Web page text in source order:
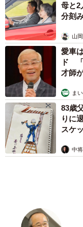
母と2
分刻
山
愛車
ド
才師
ま
83歳
りに
スケ
中